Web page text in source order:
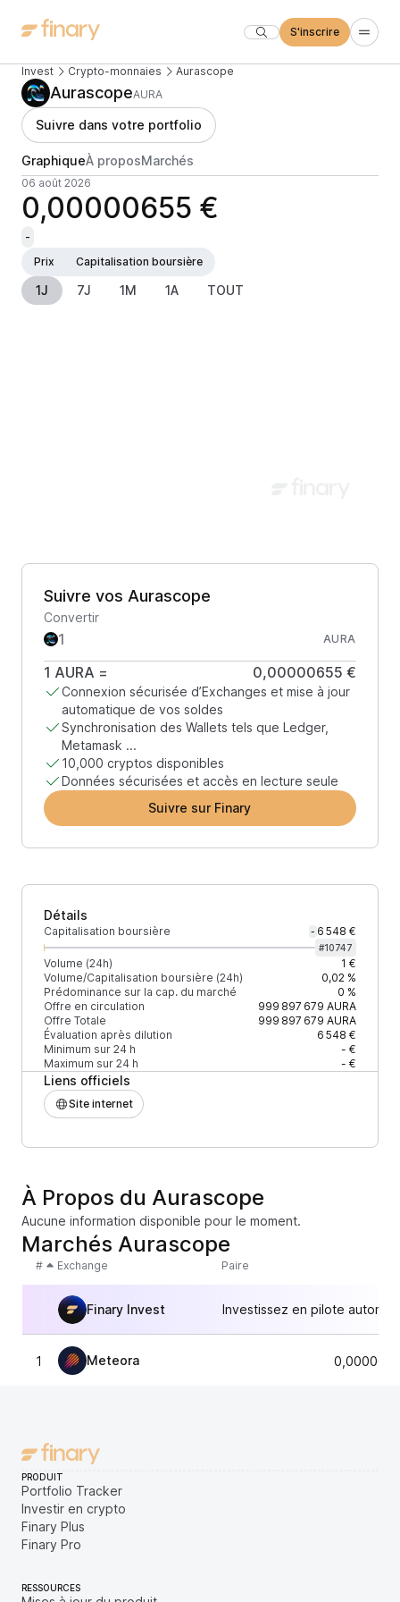
S'inscrire
Invest Crypto-monnaies Aurascope
AurascopeAURA
Suivre dans votre portfolio
GraphiqueÀ proposMarchés
06 août 2026
0,00000655 €
-
Prix
Capitalisation boursière
1J 7J 1M 1A TOUT
Suivre vos Aurascope
Convertir
AURA
1 AURA = 0,00000655 €
Connexion sécurisée d’Exchanges et mise à jour
automatique de vos soldes
Synchronisation des Wallets tels que Ledger,
Metamask ...
10,000 cryptos disponibles
Données sécurisées et accès en lecture seule
Suivre sur Finary
Détails
Capitalisation boursière - 6 548 €
#10747
Volume (24h)
1 €
Volume/Capitalisation boursière (24h)
0,02 %
Prédominance sur la cap. du marché
0 %
Offre en circulation
999 897 679 AURA
Offre Totale
999 897 679 AURA
Évaluation après dilution
6 548 €
Minimum sur 24 h
- €
Maximum sur 24 h
- €
Liens officiels
Site internet
À Propos du Aurascope
Aucune information disponible pour le moment.
Marchés Aurascope
# Exchange Paire
Finary Invest Investissez en pilote
1 Meteora
PRODUIT
Portfolio Tracker
Investir en crypto
Finary Plus
Finary Pro
RESSOURCES